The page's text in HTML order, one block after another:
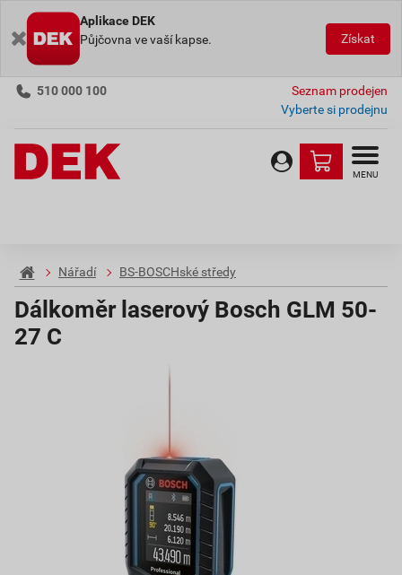
Aplikace DEK
Půjčovna ve vaší kapse.
Získat
510 000 100
Seznam prodejen
Vyberte si prodejnu
MENU
Nářadí BS-BOSCHské středy
Dálkoměr laserový Bosch GLM 50-
27 C